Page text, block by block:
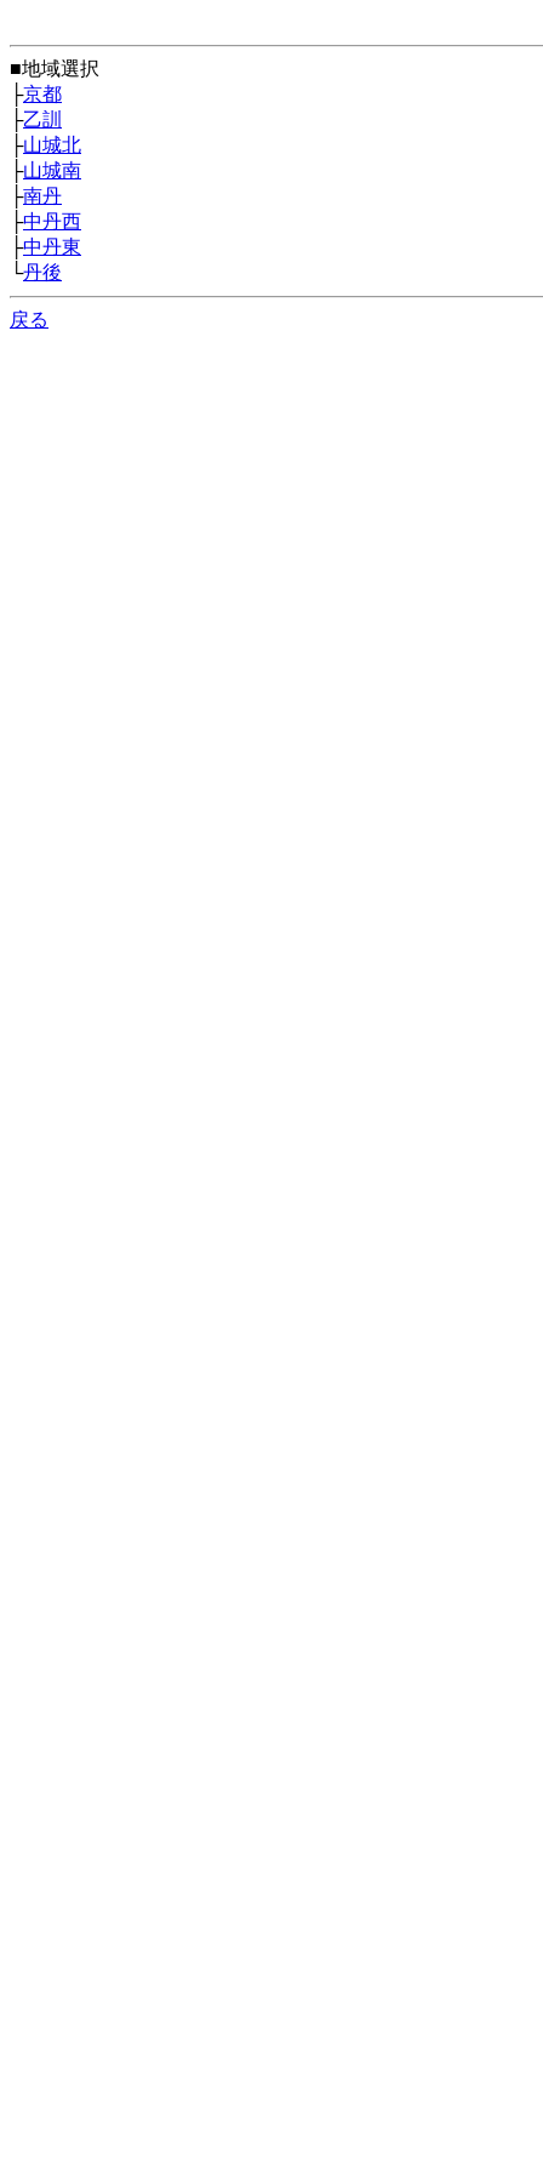
■地域選択
├京都
├乙訓
├山城北
├山城南
├南丹
├中丹西
├中丹東
└丹後
戻る